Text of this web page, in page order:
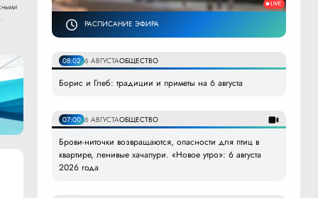
РАСПИСАНИЕ ЭФИРА
08:02 6 АВГУСТАОБЩЕСТВО
Борис и Глеб: традиции и приметы на 6 августа
07:00 6 АВГУСТАОБЩЕСТВО
Брови-ниточки возвращаются, опасности для птиц в
квартире, ленивые хачапури. «Новое утро»: 6 августа
2026 года